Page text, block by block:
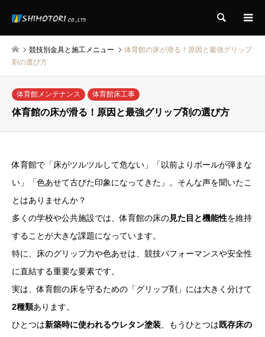
検索
競技別金具と施工メニュー
体育館の床が滑る！原因と最強グリップ
剤の選び方
体育館メンテナンス 体育館床工事
体育館の床が滑る！原因と最強グリップ剤の選び方
体育館で「床がツルツルして危ない」「以前よりボールが弾まな
い」「色あせて古びた印象になってきた」。そんな声を聞いたこ
とはありませんか？
多くの学校や公共施設では、体育館の床の見た目と機能性を維持
することが大きな課題になっています。
特に、床のグリップ力や色あせは、競技パフォーマンスや安全性
に直結する重要な要素です。
実は、体育館の床を守るための「グリップ剤」には大きく分けて
2種類あります。
ひとつは新築時に使われるウレタン塗装 、もうひとつは既存床の